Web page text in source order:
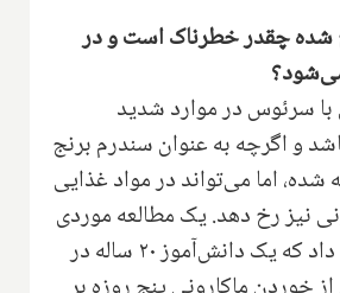
چقدر خطرناک است و در
سرئوس در موارد شدید
و اگرچه به عنوان سندرم برنج
اما می‌تواند در مواد غذایی
نیز رخ دهد. یک مطالعه موردی
در سال ۲۰۱۱ نشان داد که یک دانش‌آموز ۲۰ ساله در